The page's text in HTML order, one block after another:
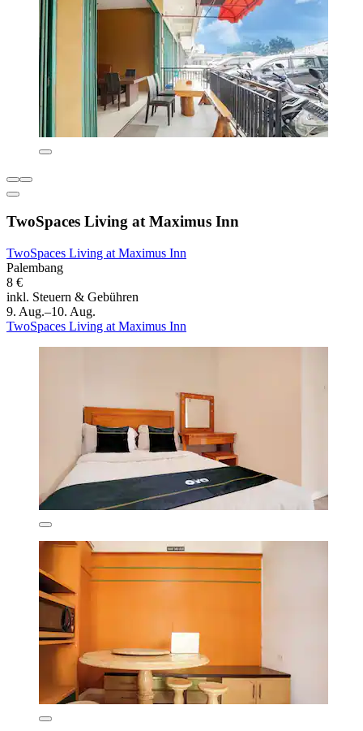
TwoSpaces Living at Maximus Inn
TwoSpaces Living at Maximus Inn
Palembang
8 €
inkl. Steuern & Gebühren
9. Aug.–10. Aug.
TwoSpaces Living at Maximus Inn